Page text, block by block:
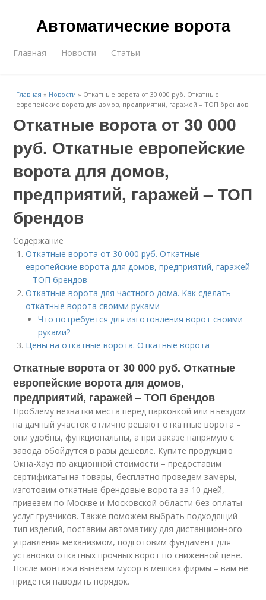
Автоматические ворота
Главная Новости Статьи
Главная » Новости » Откатные ворота от 30 000 руб. Откатные
европейские ворота для домов, предприятий, гаражей – ТОП брендов
Откатные ворота от 30 000
руб. Откатные европейские
ворота для домов,
предприятий, гаражей – ТОП
брендов
Содержание
Откатные ворота от 30 000 руб. Откатные
европейские ворота для домов, предприятий, гаражей
– ТОП брендов
Откатные ворота для частного дома. Как сделать
откатные ворота своими руками
Что потребуется для изготовления ворот своими
руками?
Цены на откатные ворота. Откатные ворота
Откатные ворота от 30 000 руб. Откатные
европейские ворота для домов,
предприятий, гаражей – ТОП брендов
Проблему нехватки места перед парковкой или въездом
на дачный участок отлично решают откатные ворота –
они удобны, функциональны, а при заказе напрямую с
завода обойдутся в разы дешевле. Купите продукцию
Окна-Хауз по акционной стоимости – предоставим
сертификаты на товары, бесплатно проведем замеры,
изготовим откатные брендовые ворота за 10 дней,
привезем по Москве и Московской области без оплаты
услуг грузчиков. Также поможем выбрать подходящий
тип изделий, поставим автоматику для дистанционного
управления механизмом, подготовим фундамент для
установки откатных прочных ворот по сниженной цене.
После монтажа вывезем мусор в мешках фирмы – вам не
придется наводить порядок.